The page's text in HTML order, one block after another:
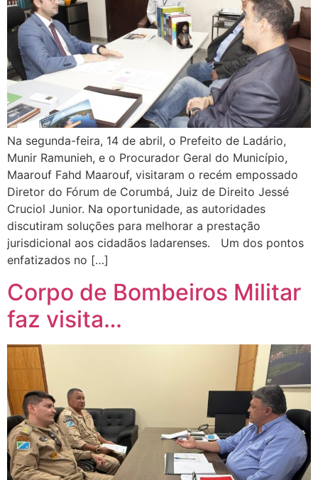
Na segunda-feira, 14 de abril, o Prefeito de Ladário,
Munir Ramunieh, e o Procurador Geral do Município,
Maarouf Fahd Maarouf, visitaram o recém empossado
Diretor do Fórum de Corumbá, Juiz de Direito Jessé
Cruciol Junior. Na oportunidade, as autoridades
discutiram soluções para melhorar a prestação
jurisdicional aos cidadãos ladarenses. Um dos pontos
enfatizados no […]
Corpo de Bombeiros Militar
faz visita…